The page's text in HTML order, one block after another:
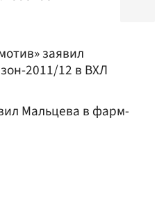
заявил
2011/12 в ВХЛ
Мальцева в фарм-